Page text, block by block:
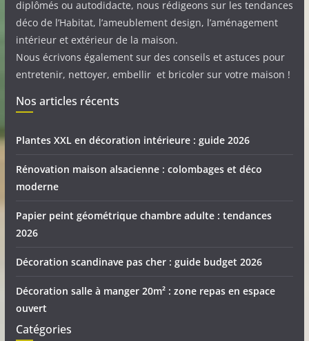
diplômés ou autodidacte, nous rédigeons sur les tendances
déco de l’Habitat, l’ameublement design, l’aménagement
intérieur et extérieur de la maison.
Nous écrivons également sur des conseils et astuces pour
entretenir, nettoyer, embellir et bricoler sur votre maison !
Nos articles récents
Plantes XXL en décoration intérieure : guide 2026
Rénovation maison alsacienne : colombages et déco
moderne
Papier peint géométrique chambre adulte : tendances
2026
Décoration scandinave pas cher : guide budget 2026
Décoration salle à manger 20m² : zone repas en espace
ouvert
Catégories